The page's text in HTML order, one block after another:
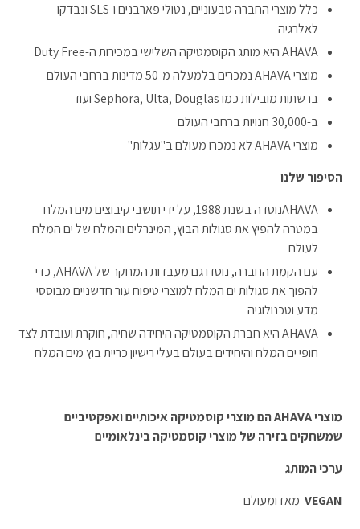
כלל מוצרי החברה טבעוניים, נטולי פארבנים ו-SLS ונבדקו
לאלרגיה
AHAVA היא מותג הקוסמטיקה השלישי במכירות ה-Duty Free
מוצרי AHAVA נמכרים בלמעלה מ-50 מדינות ברחבי העולם
ברשתות מובילות כמו Sephora, Ulta, Douglas ועוד
ב-30,000 חנויות ברחבי העולם
מוצרי AHAVA לא נמכרו מעולם ב"עגלות"
הסיפור שלנו
AHAVAנוסדה בשנת 1988, על ידי תושבי קיבוצים מים המלח
במטרה להפיץ את סגולות הבוץ, המינרלים והמלח של ים המלח
לעולם
עם הקמת החברה, נוסדו גם מעבדות המחקר של AHAVA, כדי
להפוך את סגולות ים המלח למוצרי טיפוח עור חדשניים מבוססי
מדע וטכנולוגיה
AHAVA היא חברת הקוסמטיקה היחידה שחיה, חוקרת ועובדת לצד
חופי ים המלח והיחידים בעולם בעלי רישיון כריית בוץ מים המלח
מוצריAHAVAהם מוצרי קוסמטיקה איכותיים ואפקטיביים
שמשחקים בזירה של מוצרי קוסמטיקה בינלאומיים
ערכי המותג
VEGAN מאז ומעולם